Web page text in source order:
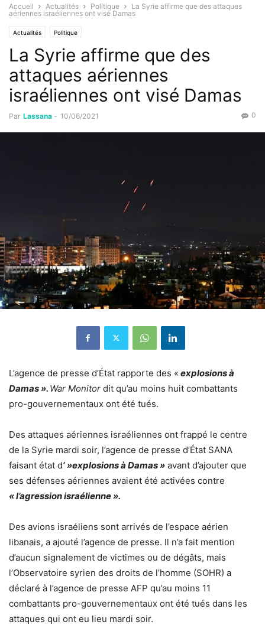
Accueil Actualités Politique
La Syrie affirme que des attaques
aériennes israéliennes ont visé Damas
Actualités Politique
La Syrie affirme que des
attaques aériennes
israéliennes ont visé Damas
Par Lassana - 10/06/2021 0
L’agence de presse d’État rapporte des « explosions à
Damas ». War Monitor dit qu’au moins huit combattants
pro-gouvernementaux ont été tués.
Des attaques aériennes israéliennes ont frappé le centre
de la Syrie mardi soir, l’agence de presse d’État SANA
faisant état d‘ »explosions à Damas » avant d’ajouter que
ses défenses aériennes avaient été activées contre
« l’agression israélienne ».
Des avions israéliens sont arrivés de l’espace aérien
libanais, a ajouté l’agence de presse. Il n’a fait mention
d’aucun signalement de victimes ou de dégâts, mais
l’Observatoire syrien des droits de l’homme (SOHR) a
déclaré à l’agence de presse AFP qu’au moins 11
combattants pro-gouvernementaux ont été tués dans les
attaques qui ont eu lieu mardi soir.